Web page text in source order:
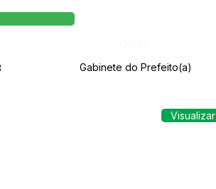
Gabinete do Prefeito(a)
Visualizar